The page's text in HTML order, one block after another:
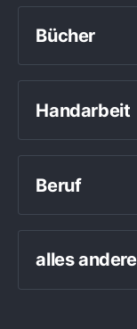
Bücher
Morisaki
Handarbeit
gestrickt
Beruf
alles andere